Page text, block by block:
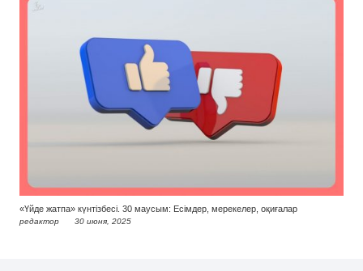
«Үйде жатпа» күнтізбесі. 30 маусым: Есімдер, мерекелер, оқиғалар
редактор 30 июня, 2025